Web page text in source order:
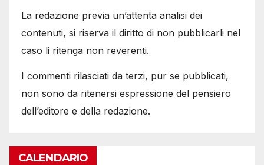
La redazione previa un’attenta analisi dei
contenuti, si riserva il diritto di non pubblicarli nel
caso li ritenga non reverenti.
I commenti rilasciati da terzi, pur se pubblicati,
non sono da ritenersi espressione del pensiero
dell’editore e della redazione.
CALENDARIO